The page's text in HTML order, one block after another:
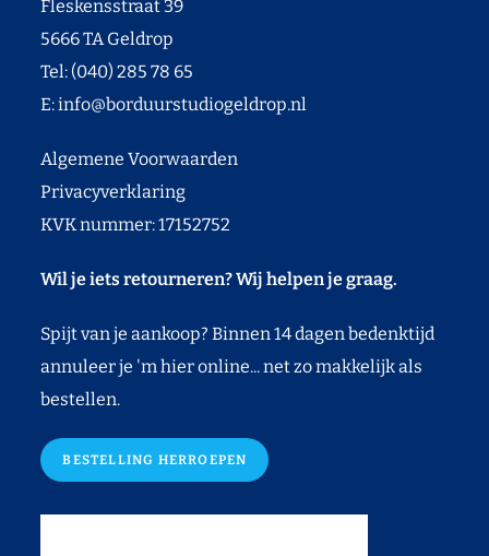
Fleskensstraat 39
5666 TA Geldrop
Tel: (040) 285 78 65
E:info@borduurstudiogeldrop.nl
Algemene Voorwaarden
Privacyverklaring
KVK nummer: 17152752
Wil je iets retourneren? Wij helpen je graag.
Spijt van je aankoop? Binnen 14 dagen bedenktijd
annuleer je 'm hier online... net zo makkelijk als
bestellen.
BESTELLING HERROEPEN